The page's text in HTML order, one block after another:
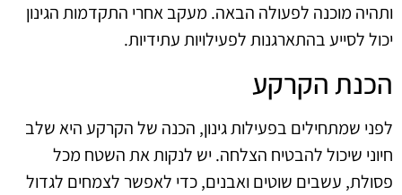
ותהיה מוכנה לפעולה הבאה. מעקב אחרי התקדמות הגינון
יכול לסייע בהתארגנות לפעילויות עתידיות.
הכנת הקרקע
לפני שמתחילים בפעילות גינון, הכנה של הקרקע היא שלב
חיוני שיכול להבטיח הצלחה. יש לנקות את השטח מכל
פסולת, עשבים שוטים ואבנים, כדי לאפשר לצמחים לגדול